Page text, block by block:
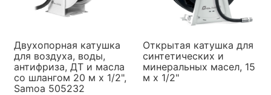
Двухопорная катушка
для воздуха, воды,
антифриза, ДТ и масла
со шлангом 20 м х 1/2",
Samoa 505232
Открытая катушка для
синтетических и
минеральных масел, 15
м х 1/2"